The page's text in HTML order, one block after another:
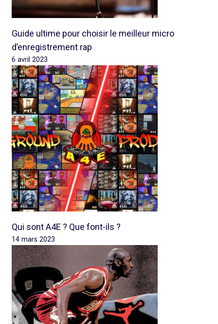
Guide ultime pour choisir le meilleur micro
d’enregistrement rap
6 avril 2023
Qui sont A4E ? Que font-ils ?
14 mars 2023